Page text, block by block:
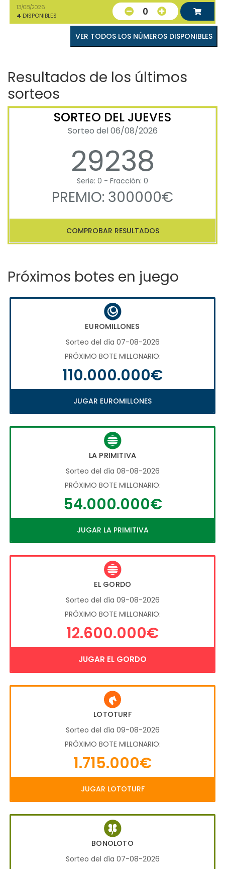
13/08/2026
4 DISPONIBLES 0
VER TODOS LOS NÚMEROS DISPONIBLES
Resultados de los últimos
sorteos
SORTEO DEL JUEVES
Sorteo del 06/08/2026
29238
Serie: 0 - Fracción: 0
PREMIO: 300000€
COMPROBAR RESULTADOS
Próximos botes en juego
EUROMILLONES
Sorteo del día 07-08-2026
PRÓXIMO BOTE MILLONARIO:
110.000.000€
JUGAR EUROMILLONES
LA PRIMITIVA
Sorteo del día 08-08-2026
PRÓXIMO BOTE MILLONARIO:
54.000.000€
JUGAR LA PRIMITIVA
EL GORDO
Sorteo del día 09-08-2026
PRÓXIMO BOTE MILLONARIO:
12.600.000€
JUGAR EL GORDO
LOTOTURF
Sorteo del día 09-08-2026
PRÓXIMO BOTE MILLONARIO:
1.715.000€
JUGAR LOTOTURF
BONOLOTO
Sorteo del día 07-08-2026